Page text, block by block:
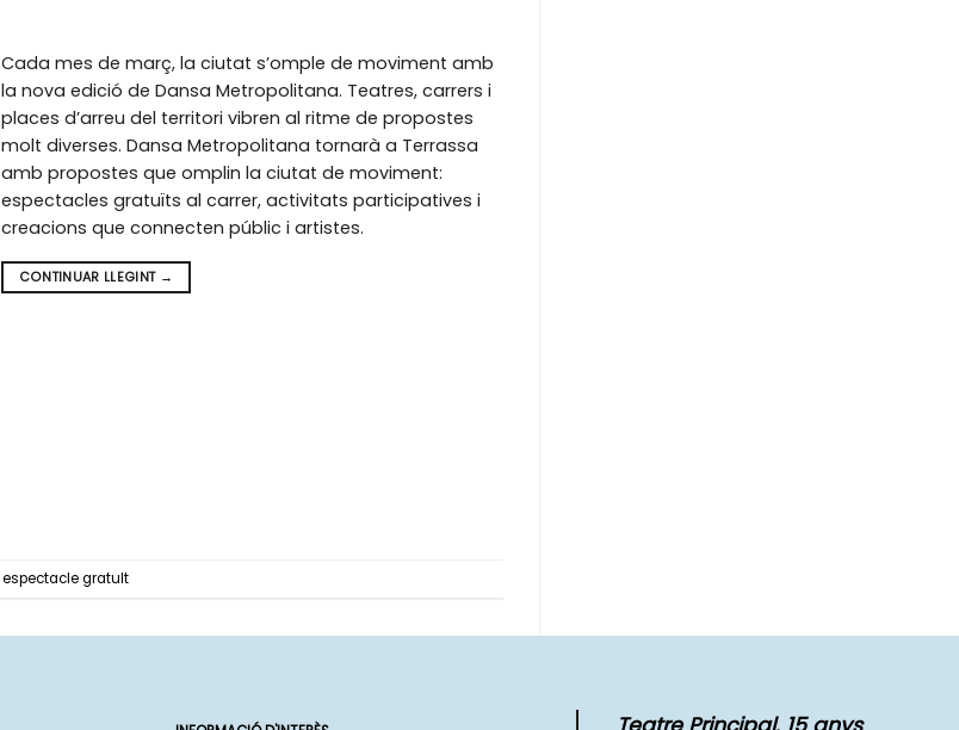
Cada mes de març, la ciutat s’omple de moviment amb
la nova edició de Dansa Metropolitana. Teatres, carrers i
places d’arreu del territori vibren al ritme de propostes
molt diverses. Dansa Metropolitana tornarà a Terrassa
amb propostes que omplin la ciutat de moviment:
espectacles gratuïts al carrer, activitats participatives i
creacions que connecten públic i artistes.
CONTINUAR LLEGINT →
espectacle gratuIt